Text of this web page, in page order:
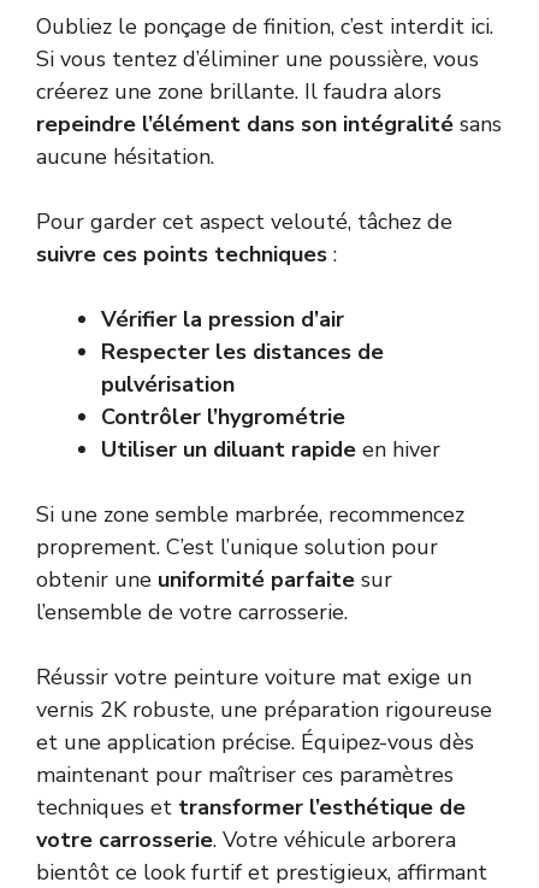
Oubliez le ponçage de finition, c’est interdit ici.
Si vous tentez d’éliminer une poussière, vous
créerez une zone brillante. Il faudra alors
repeindre l’élément dans son intégralité sans
aucune hésitation.
Pour garder cet aspect velouté, tâchez de
suivre ces points techniques :
Vérifier la pression d’air
Respecter les distances de
pulvérisation
Contrôler l’hygrométrie
Utiliser un diluant rapide en hiver
Si une zone semble marbrée, recommencez
proprement. C’est l’unique solution pour
obtenir une uniformité parfaite sur
l’ensemble de votre carrosserie.
Réussir votre peinture voiture mat exige un
vernis 2K robuste, une préparation rigoureuse
et une application précise. Équipez-vous dès
maintenant pour maîtriser ces paramètres
techniques et transformer l’esthétique de
votre carrosserie. Votre véhicule arborera
bientôt ce look furtif et prestigieux, affirmant